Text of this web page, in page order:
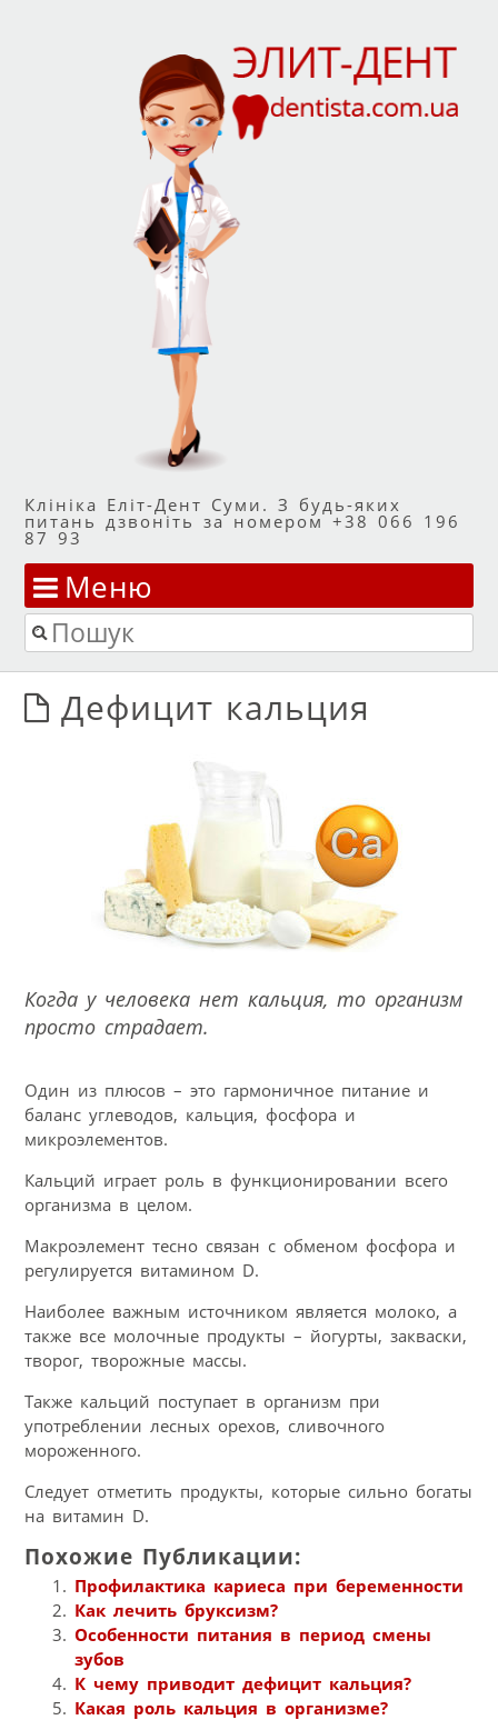
Клініка Еліт-Дент Суми. З будь-яких
питань дзвоніть за номером +38 066 196
87 93
Меню
Перейти до змісту
Пошук
Дефицит кальция
Когда у человека нет кальция, то организм
просто страдает.
Один из плюсов – это гармоничное питание и
баланс углеводов, кальция, фосфора и
микроэлементов.
Кальций играет роль в функционировании всего
организма в целом.
Макроэлемент тесно связан с обменом фосфора и
регулируется витамином D.
Наиболее важным источником является молоко, а
также все молочные продукты – йогурты, закваски,
творог, творожные массы.
Также кальций поступает в организм при
употреблении лесных орехов, сливочного
мороженного.
Следует отметить продукты, которые сильно богаты
на витамин D.
Похожие Публикации:
Профилактика кариеса при беременности
Как лечить бруксизм?
Особенности питания в период смены
зубов
К чему приводит дефицит кальция?
Какая роль кальция в организме?